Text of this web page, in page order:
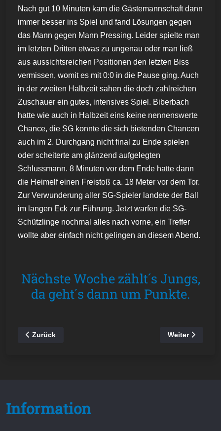
Nach gut 10 Minuten kam die Gästemannschaft dann
immer besser ins Spiel und fand Lösungen gegen
das Mann gegen Mann Pressing. Leider spielte man
im letzten Dritten etwas zu ungenau oder man ließ
aus aussichtsreichen Positionen den letzten Biss
vermissen, womit es mit 0:0 in die Pause ging. Auch
in der zweiten Halbzeit sahen die doch zahlreichen
Zuschauer ein gutes, intensives Spiel. Biberbach
hatte wie auch in Halbzeit eins keine nennenswerte
Chance, die SG konnte die sich bietenden Chancen
auch im 2. Durchgang nicht final zu Ende spielen
oder scheiterte am glänzend aufgelegten
Schlussmann. 8 Minuten vor dem Ende hatte dann
die Heimelf einen Freistoß ca. 18 Meter vor dem Tor.
Zur Verwunderung aller SG-Spieler landete der Ball
im langen Eck zur Führung. Jetzt warfen die SG-
Schützlinge nochmal alles nach vorne, ein Treffer
wollte aber einfach nicht gelingen an diesem Abend.
Nächste Woche zählt´s Jungs,
da geht´s dann um Punkte.
Vorheriger Beitrag: Kreisliga C -Jugend | 1. Punktspiel
Zurück Nächster
Weiter
Information